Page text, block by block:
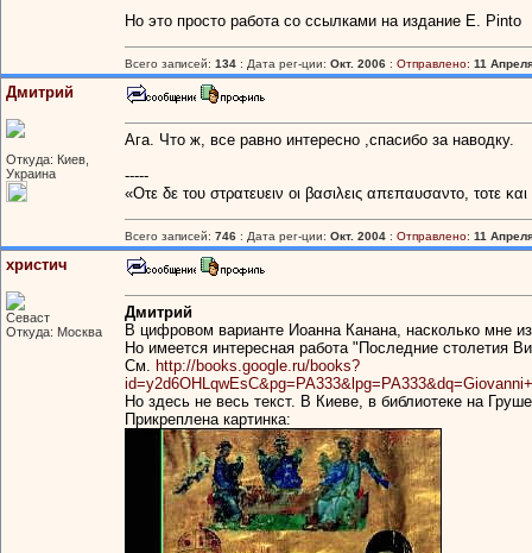
Но это просто работа со ссылками на издание E. Pinto
Всего записей: 134 : Дата рег-ции: Окт. 2006 : Отправлено: 11
Дмитрий
Откуда: Киев,
Украина
Ага. Что ж, все равно интересно ,спасибо за наводку.
-----
«Οτε δε του στρατευειν οι βασιλεις απεπαυσαντο, τοτε
Всего записей: 746 : Дата рег-ции: Окт. 2004 : Отправлено: 11
христич
Севаст
Откуда: Москва
Дмитрий
В цифровом варианте Иоанна Канана, насколько мне
Но имеется интересная работа "Последние столетия
См. http://books.google.ru/books?
Но здесь не весь текст. В Киеве, в библиотеке на
Прикреплена картинка: